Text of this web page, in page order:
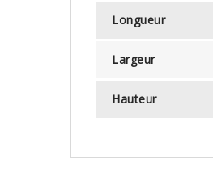
Longueur
Largeur
Hauteur